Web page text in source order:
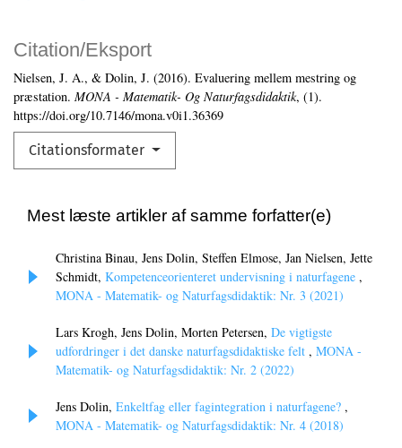
Citation/Eksport
Nielsen, J. A., & Dolin, J. (2016). Evaluering mellem mestring og
præstation. MONA - Matematik- Og Naturfagsdidaktik, (1).
https://doi.org/10.7146/mona.v0i1.36369
Citationsformater
Mest læste artikler af samme forfatter(e)
Christina Binau, Jens Dolin, Steffen Elmose, Jan Nielsen, Jette
Schmidt, Kompetenceorienteret undervisning i naturfagene ,
MONA - Matematik- og Naturfagsdidaktik: Nr. 3 (2021)
Lars Krogh, Jens Dolin, Morten Petersen, De vigtigste
udfordringer i det danske naturfagsdidaktiske felt , MONA -
Matematik- og Naturfagsdidaktik: Nr. 2 (2022)
Jens Dolin, Enkeltfag eller fagintegration i naturfagene? ,
MONA - Matematik- og Naturfagsdidaktik: Nr. 4 (2018)